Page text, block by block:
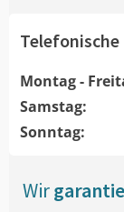
Montag -
Samstag:
Sonntag:
Wir